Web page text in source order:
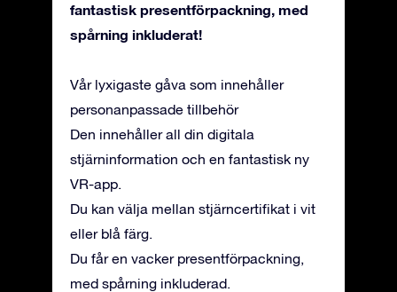
fantastisk presentförpackning, med
spårning inkluderat!
Vår lyxigaste gåva som innehåller
personanpassade tillbehör
Den innehåller all din digitala
stjärninformation och en fantastisk ny
VR-app.
Du kan välja mellan stjärncertifikat i vit
eller blå färg.
Du får en vacker presentförpackning,
med spårning inkluderad.